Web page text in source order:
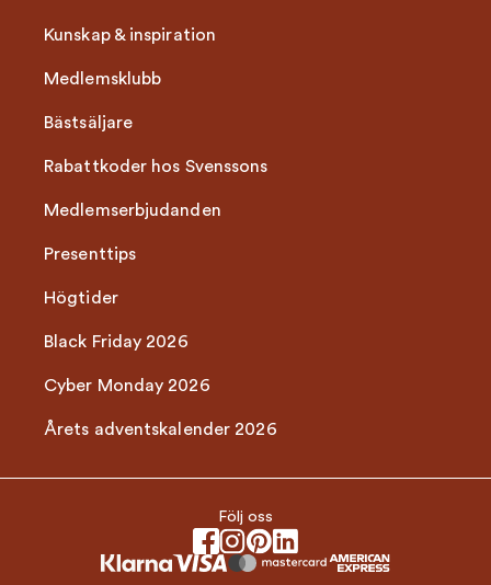
Kunskap & inspiration
Medlemsklubb
Bästsäljare
Rabattkoder hos Svenssons
Medlemserbjudanden
Presenttips
Högtider
Black Friday 2026
Cyber Monday 2026
Årets adventskalender 2026
Följ oss